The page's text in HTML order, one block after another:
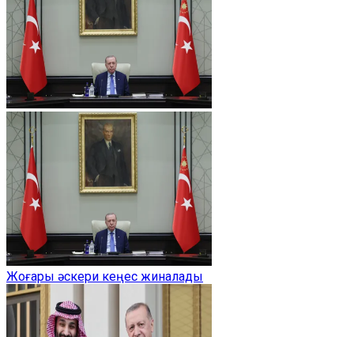
Жоғары әскери кеңес жиналады